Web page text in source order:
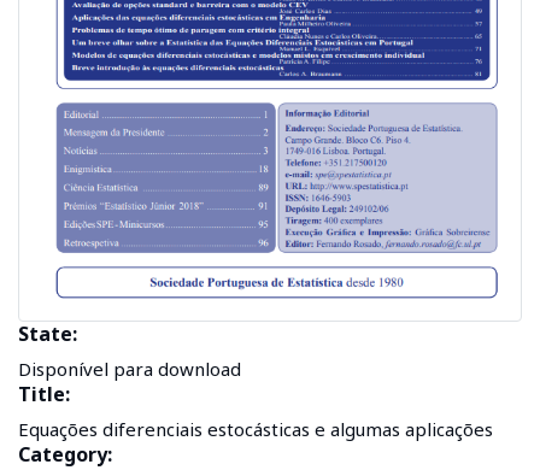
State:
Disponível para download
Title:
Equações diferenciais estocásticas e algumas aplicações
Category: